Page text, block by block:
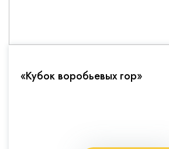
«Кубок воробьевых гор»